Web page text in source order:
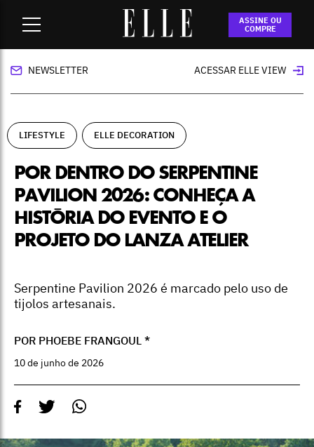
ASSINE OU
COMPRE
Por dentro do Serpentine Pavilion 2026:
conheça a história do evento e o projeto do Lanza Atelier
NEWSLETTER ACESSAR ELLE VIEW
LIFESTYLE ELLE DECORATION
POR DENTRO DO SERPENTINE
PAVILION 2026: CONHEÇA A
HISTÓRIA DO EVENTO E O
PROJETO DO LANZA ATELIER
Serpentine Pavilion 2026 é marcado pelo uso de
tijolos artesanais.
POR PHOEBE FRANGOUL *
10 de junho de 2026